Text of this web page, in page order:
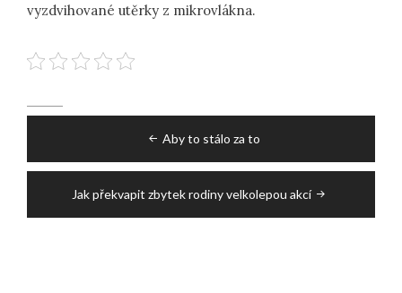
vyzdvihované utěrky z mikrovlákna.
Aby to stálo za to
Jak překvapit zbytek rodiny velkolepou akcí